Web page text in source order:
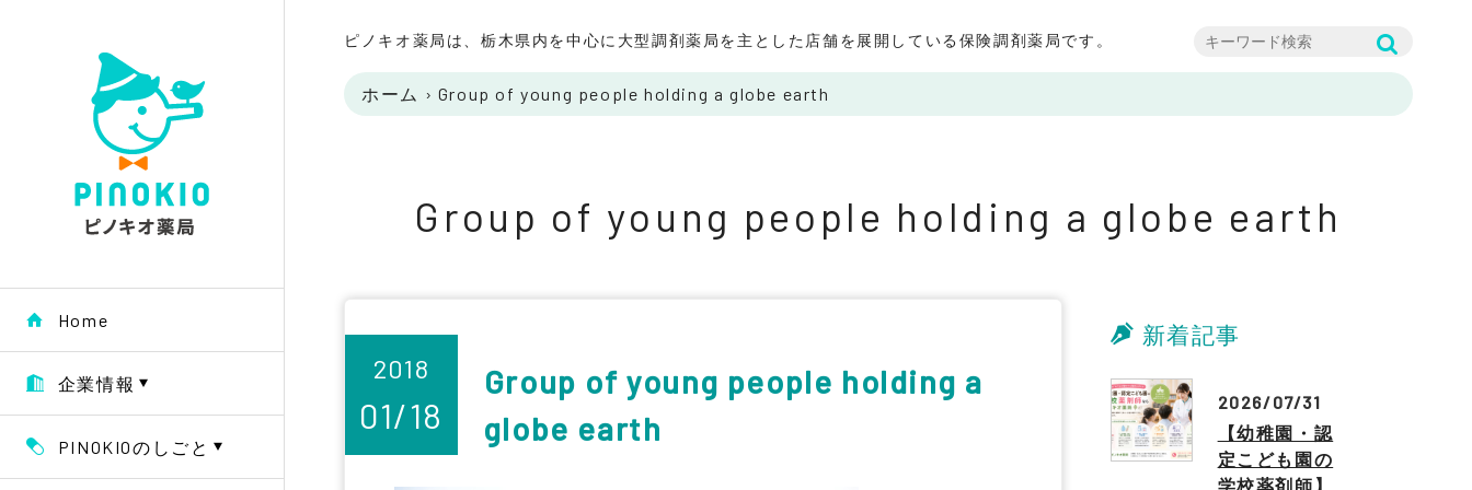
Home
企業情報
PINOKIOのしごと
ピノキオ薬局は、栃木県内を中心に大型調剤薬局を主とした店舗を展開している保険調剤薬局です。
ホーム › Group of young people holding a globe earth
Group of young people holding a globe earth
2018
01/18
Group of young people holding a
globe earth
新着記事
2026/07/31
【幼稚園・認
定こども園の
学校薬剤師】